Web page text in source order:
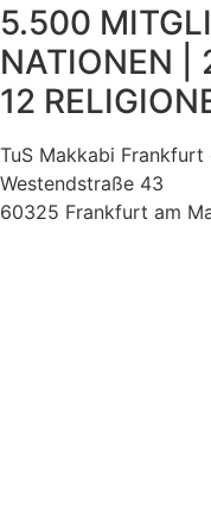
5.500
NATIONEN |
12
TuS Makkabi Frankfurt
Westendstraße 43
60325 Frankfurt am